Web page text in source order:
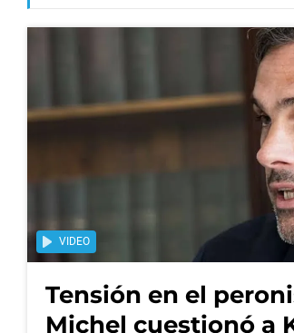
VIDEO
Tensión en el
Michel cuestionó a